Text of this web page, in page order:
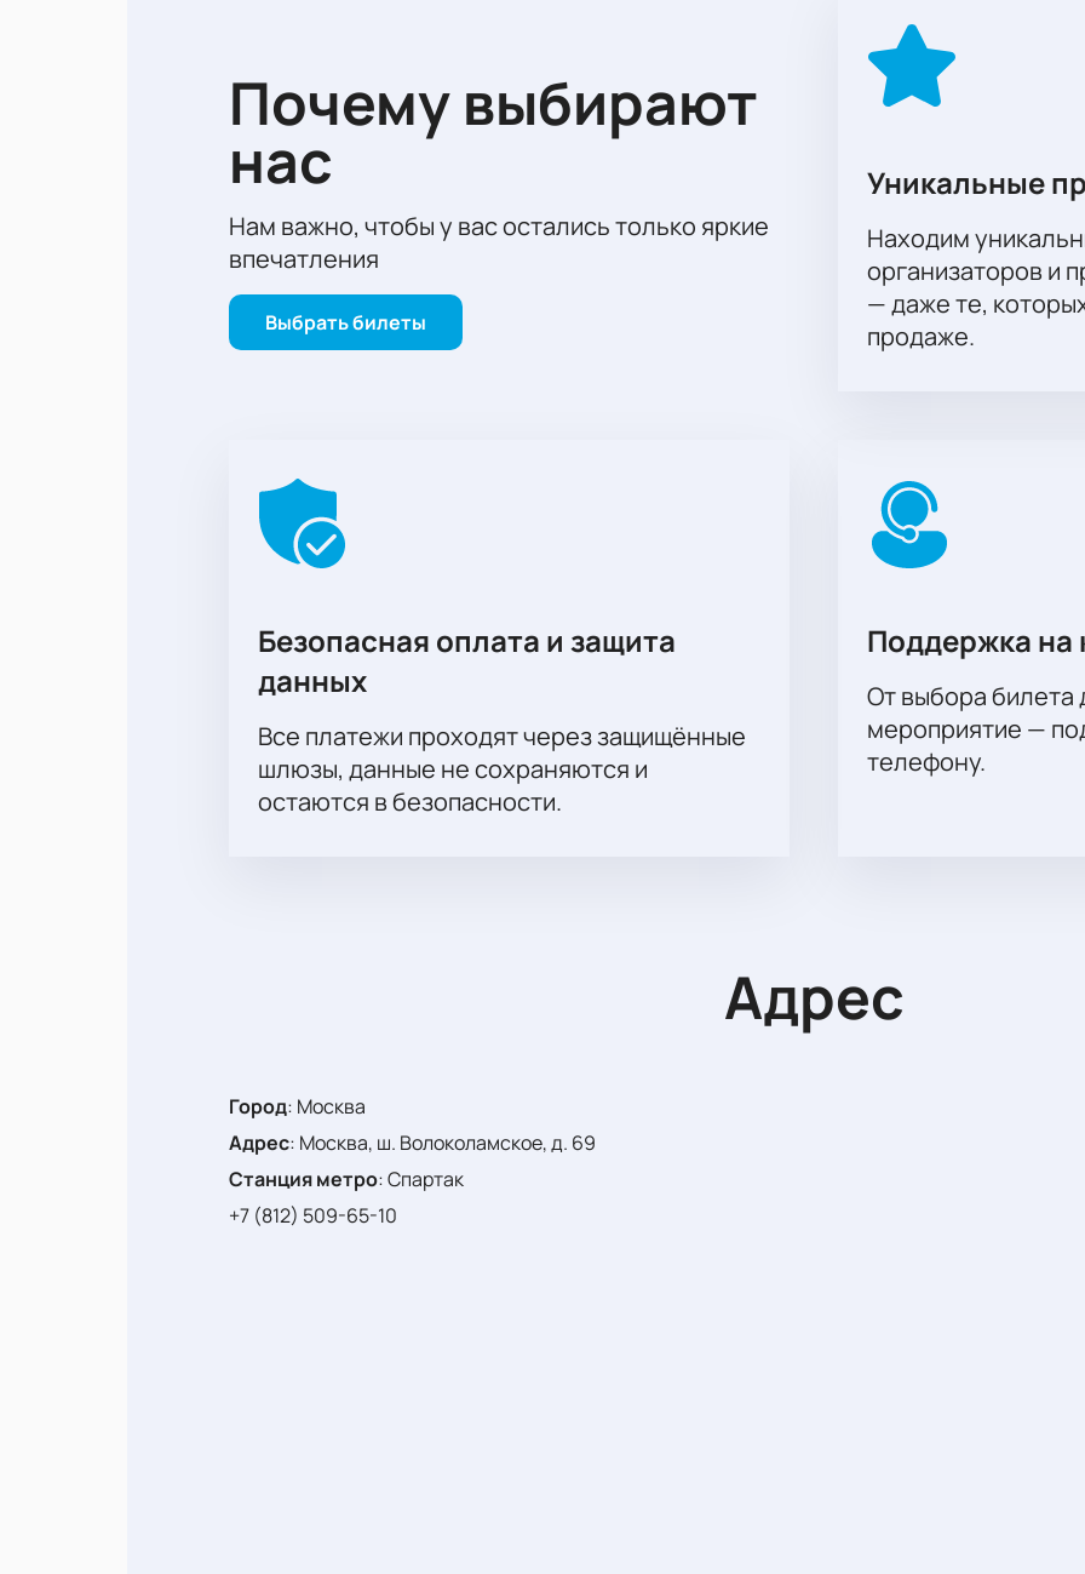
на Открытие Банк Арену 2 апреля и окунитесь в атмосферу настоящего футбола. Будьте
Почему выбирают
нас
Нам важно, чтобы у вас остались только яркие
впечатления
Выбрать билеты
Уникальные
Находим
организаторов и
— даже те,
продаже.
Безопасная оплата и защита
данных
Все платежи проходят через защищённые
шлюзы, данные не сохраняются и
остаются в безопасности.
Поддержка на
От выбора билета
мероприятие —
телефону.
Адрес
Город: Москва
Адрес: Москва, ш. Волоколамское, д. 69
Станция метро:Спартак
+7 (812) 509-65-10